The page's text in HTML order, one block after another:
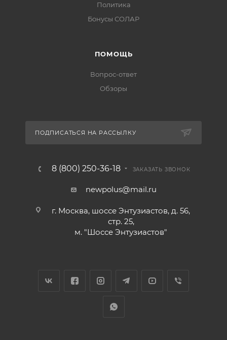
Политика
Бонусы СОЛАР
ПОМОЩЬ
Вопрос-ответ
Обзоры
ПОДПИСАТЬСЯ НА РАССЫЛКУ
8 (800) 250-36-18 ЗАКАЗАТЬ ЗВОНОК
newpolus@mail.ru
г. Москва, шоссе Энтузиастов, д. 56,
стр. 25,
м. "Шоссе Энтузиастов"